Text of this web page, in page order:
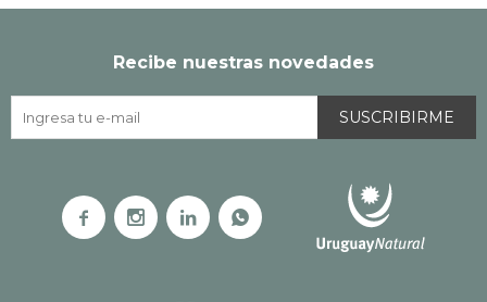
Recibe nuestras novedades
SUSCRIBIRME
   